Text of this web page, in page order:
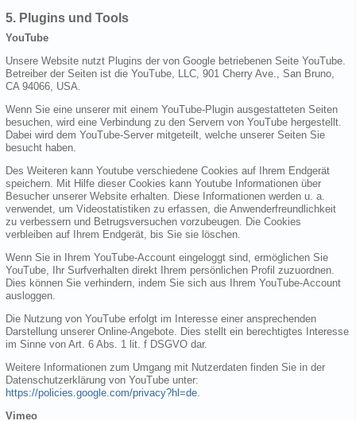
5. Plugins und Tools
YouTube
Unsere Website nutzt Plugins der von Google betriebenen Seite YouTube.
Betreiber der Seiten ist die YouTube, LLC, 901 Cherry Ave., San Bruno,
CA 94066, USA.
Wenn Sie eine unserer mit einem YouTube-Plugin ausgestatteten Seiten
besuchen, wird eine Verbindung zu den Servern von YouTube hergestellt.
Dabei wird dem YouTube-Server mitgeteilt, welche unserer Seiten Sie
besucht haben.
Des Weiteren kann Youtube verschiedene Cookies auf Ihrem Endgerät
speichern. Mit Hilfe dieser Cookies kann Youtube Informationen über
Besucher unserer Website erhalten. Diese Informationen werden u. a.
verwendet, um Videostatistiken zu erfassen, die Anwenderfreundlichkeit
zu verbessern und Betrugsversuchen vorzubeugen. Die Cookies
verbleiben auf Ihrem Endgerät, bis Sie sie löschen.
Wenn Sie in Ihrem YouTube-Account eingeloggt sind, ermöglichen Sie
YouTube, Ihr Surfverhalten direkt Ihrem persönlichen Profil zuzuordnen.
Dies können Sie verhindern, indem Sie sich aus Ihrem YouTube-Account
ausloggen.
Die Nutzung von YouTube erfolgt im Interesse einer ansprechenden
Darstellung unserer Online-Angebote. Dies stellt ein berechtigtes Interesse
im Sinne von Art. 6 Abs. 1 lit. f DSGVO dar.
Weitere Informationen zum Umgang mit Nutzerdaten finden Sie in der
Datenschutzerklärung von YouTube unter:
https://policies.google.com/privacy?hl=de
Vimeo